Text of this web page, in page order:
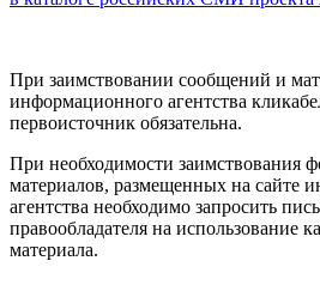
При заимствовании сообщений и
информационного агентства
первоисточник обязательна.
При необходимости заимствования
материалов, размещенных на сайте
агентства необходимо запросить
правообладателя на использование
материала.